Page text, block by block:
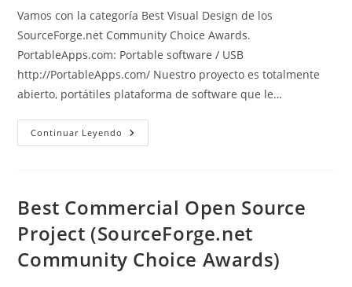
la
entrada:
entrada:
Vamos con la categoría Best Visual Design de los
SourceForge.net Community Choice Awards.
PortableApps.com: Portable software / USB
http://PortableApps.com/ Nuestro proyecto es totalmente
abierto, portátiles plataforma de software que le…
Continuar Leyendo Best
Visual
Awards)
Best Commercial Open Source
Project (SourceForge.net
Community Choice Awards)